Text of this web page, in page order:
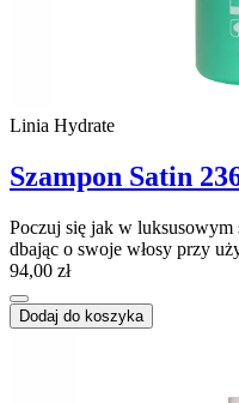
Linia Hydrate
Szampon Satin
Poczuj się jak w luksusowym
dbając o swoje włosy przy
94,00 zł
Dodaj do koszyka